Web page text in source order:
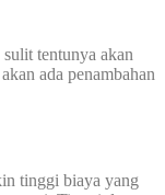
tentunya akan
ada penambahan
tinggi biaya yang